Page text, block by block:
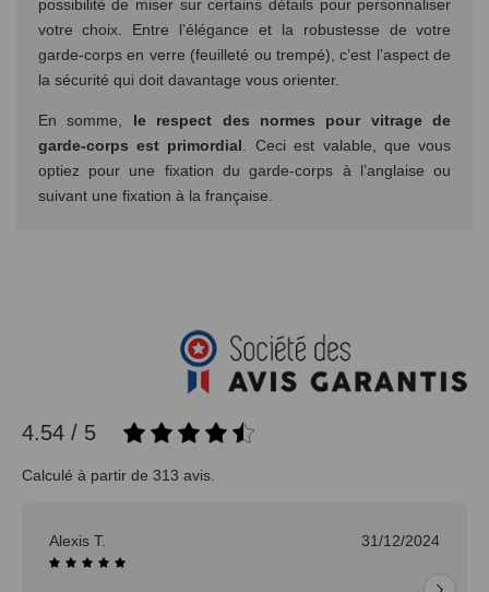
possibilité de miser sur certains détails pour personnaliser
votre choix. Entre l’élégance et la robustesse de votre
garde-corps en verre (feuilleté ou trempé), c’est l’aspect de
la sécurité qui doit davantage vous orienter.
En somme, le respect des normes pour vitrage de
garde-corps est primordial . Ceci est valable, que vous
optiez pour une fixation du garde-corps à l’anglaise ou
suivant une fixation à la française.
4.54 / 5
Calculé à partir de 313 avis.
Jean-pierre H. 30/12/2024